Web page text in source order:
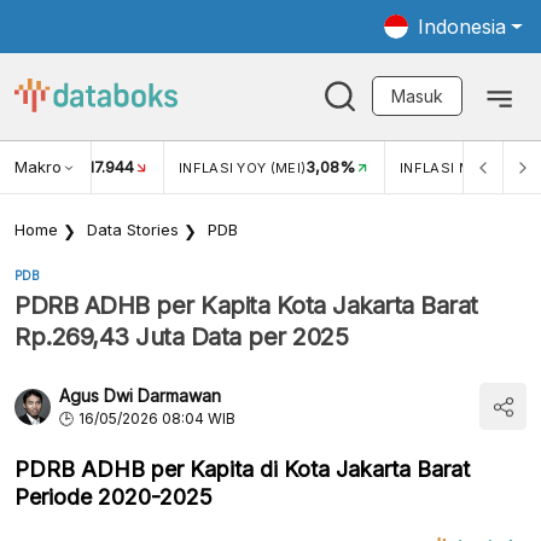
Indonesia
Masuk
Makro
USD/IDR 17.944 INFLASI YOY (MEI)3,08% INFLASI MOM (MEI)
Home Data Stories PDB
PDB
PDRB ADHB per Kapita Kota Jakarta Barat
Rp.269,43 Juta Data per 2025
Agus Dwi Darmawan
16/05/2026 08:04 WIB
PDRB ADHB per Kapita di Kota Jakarta Barat
Periode 2020-2025